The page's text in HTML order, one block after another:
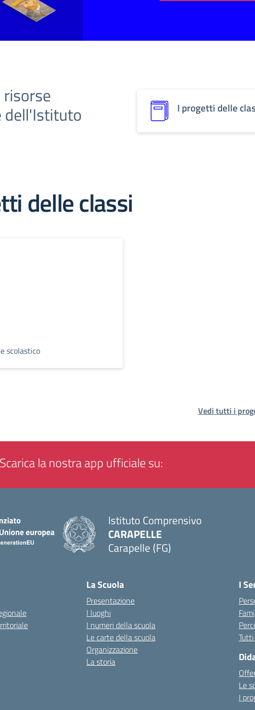
risorse
dell'Istituto I progetti delle
delle classi
scolastico
Vedi tutti i
Scarica la nostra app ufficiale su:
Istituto Comprensivo
CARAPELLE
Carapelle (FG)
La Scuola
Presentazione
I luoghi
I numeri della scuola
Le carte della scuola
Organizzazione
La storia
I
Le
I